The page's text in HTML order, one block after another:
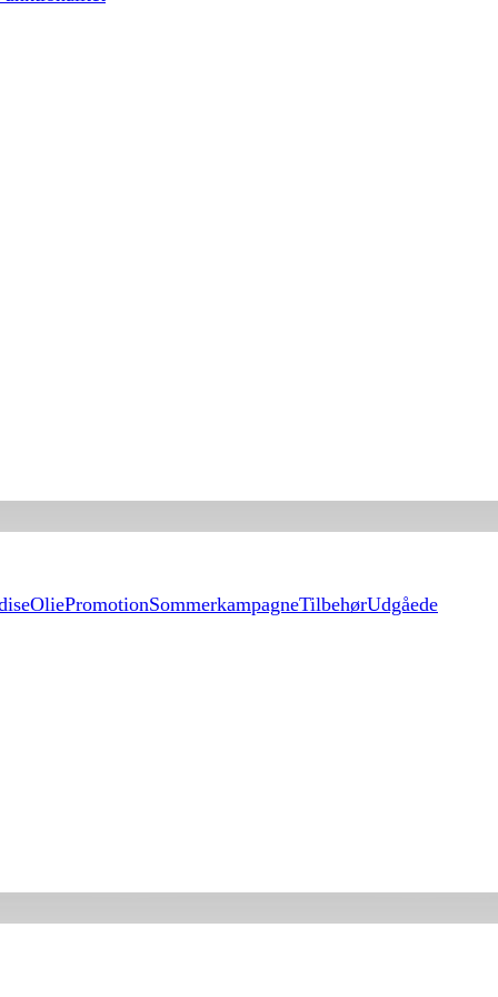
OliePromotionSommerkampagneTilbehørUdgåede